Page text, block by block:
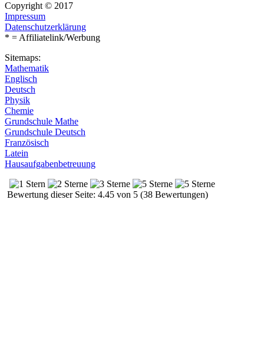
Copyright © 2017
Impressum
Datenschutzerklärung
* = Affiliatelink/Werbung
Sitemaps:
Mathematik
Englisch
Deutsch
Physik
Chemie
Grundschule Mathe
Grundschule Deutsch
Französisch
Latein
Hausaufgabenbetreuung
Bewertung dieser Seite: 4.45 von 5 (38 Bewertungen)